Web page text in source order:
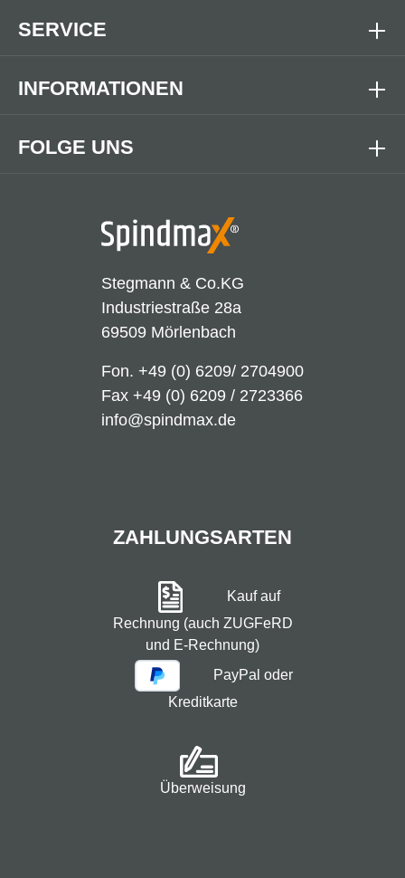
Stegmann & Co.KG
Industriestraße 28a
69509 Mörlenbach
Fon. +49 (0) 6209/ 2704900
Fax +49 (0) 6209 / 2723366
info@spindmax.de
FOLGE UNS
SERVICE
INFORMATIONEN
ZAHLUNGSARTEN
Kauf auf
Rechnung (auch ZUGFeRD
und E-Rechnung)
PayPal oder
Kreditkarte
Überweisung